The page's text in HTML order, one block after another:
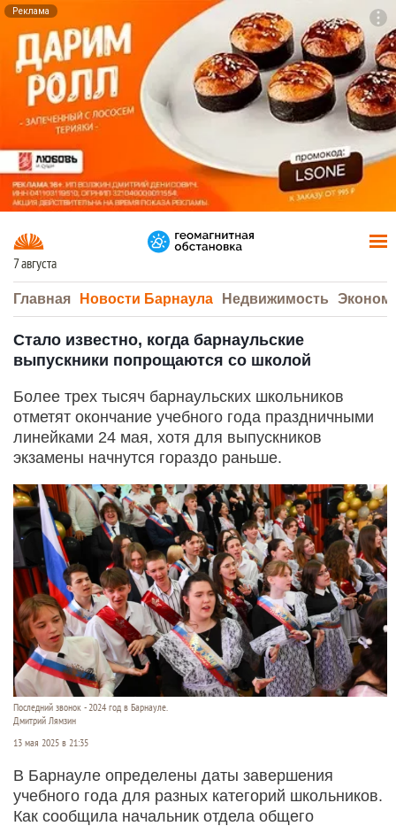
Реклама
7 августа
Главная Новости Барнаула Недвижимость
Стало известно, когда барнаульские
выпускники попрощаются со школой
Более трех тысяч барнаульских школьников
отметят окончание учебного года праздничными
линейками 24 мая, хотя для выпускников
экзамены начнутся гораздо раньше.
Последний звонок - 2024 год в Барнауле.
Дмитрий Лямзин
13 мая 2025 в 21:35
В Барнауле определены даты завершения
учебного года для разных категорий школьников.
Как сообщила начальник отдела общего